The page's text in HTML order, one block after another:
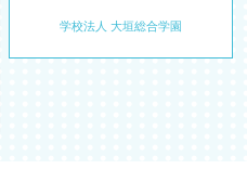
学校法人 大垣総合学園